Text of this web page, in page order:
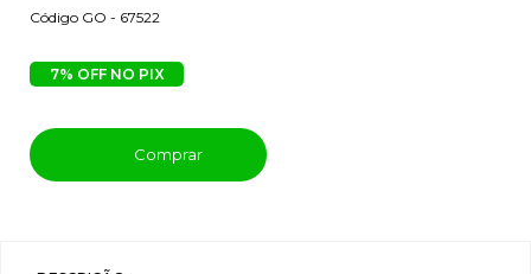
GO - 67522
7% OFF NO PIX
Comprar